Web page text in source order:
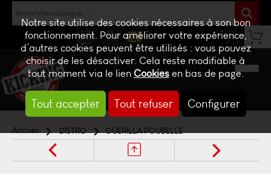
Notre site utilise des cookies nécessaires à son bon
fonctionnement. Pour améliorer votre expérience,
d’autres cookies peuvent être utilisés : vous pouvez
choisir de les désactiver. Cela reste modifiable à
tout moment via le lienCookiesen bas de page.
Tout accepter Tout refuser Configurer
NEWS CONTACTBILLETTERIE
Accueil DISTRO GUERILLA POUBELLE